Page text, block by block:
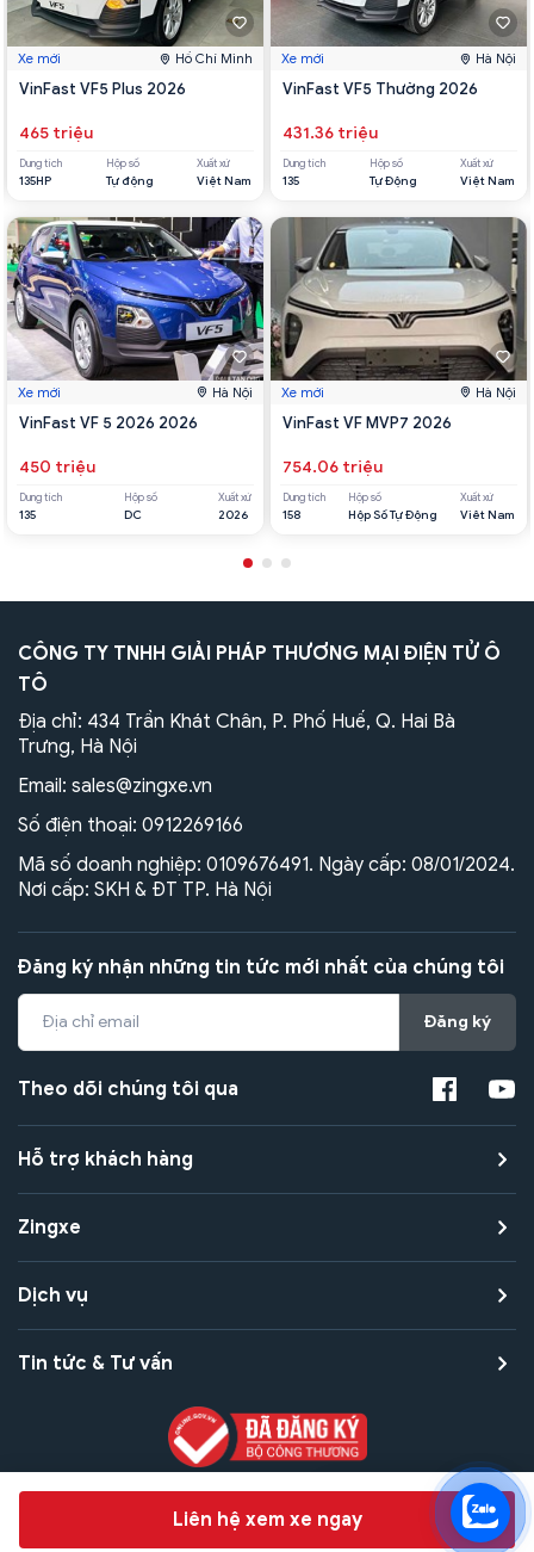
Chat hỗ trợ
Liên hệ xem xe ngay
Xe mới Hồ Chí Minh
VinFast VF5 Plus 2026
465 triệu
Dung tích
135HP
Hộp số
Tự động
Xuất xứ
Việt Nam
Xe mới Hà Nội
VinFast VF 5 2026 2026
450 triệu
Dung tích
135
Hộp số
DC
Xuất xứ
2026
Xe mới Hà Nội
VinFast VF5 Thường 2026
431.36 triệu
Dung tích
135
Hộp số
Tự Động
Xuất xứ
Việt Nam
Xe mới Hà Nội
VinFast VF MVP7 2026
754.06 triệu
Dung tích
158
Hộp số
Hộp Số Tự Động
Xuất xứ
Viêt Nam
CÔNG TY TNHH GIẢI PHÁP THƯƠNG MẠI ĐIỆN TỬ Ô
TÔ
Địa chỉ: 434 Trần Khát Chân, P. Phố Huế, Q. Hai Bà
Trưng, Hà Nội
Email: sales@zingxe.vn
Số điện thoại: 0912269166
Mã số doanh nghiệp: 0109676491. Ngày cấp: 08/01/2024.
Nơi cấp: SKH & ĐT TP. Hà Nội
Đăng ký nhận những tin tức mới nhất của chúng tôi
Đăng ký
Theo dõi chúng tôi qua
Hỗ trợ khách hàng
Zingxe
Dịch vụ
Tin tức & Tư vấn
Bảo mật quyền riêng tư
Điều khoản sử dụng